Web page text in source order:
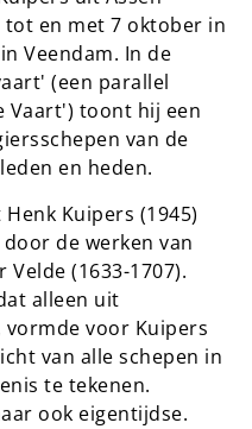
tot en met 7 oktober in
Veendam. In de
(een parallel
Vaart') toont hij een
van de
en heden.
Kuipers (1945)
de werken van
(1633-1707).
alleen uit
voor Kuipers
van alle schepen in
te tekenen.
ook eigentijdse.